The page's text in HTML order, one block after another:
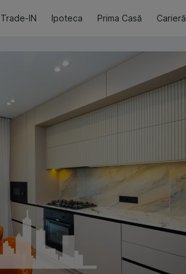
Trade-IN Ipoteca Prima Casă Carieră